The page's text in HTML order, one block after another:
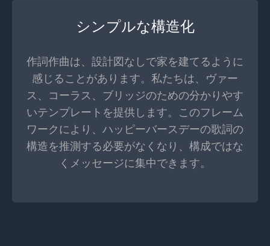
シンプルな構造化
作詞作曲は、設計図なしで家を建てるように
感じることがあります。私たちは、ヴァー
ス、コーラス、ブリッジのための分かりやす
いテンプレートを提供します。このフレーム
ワークにより、ハッピーバースデーの歌詞の
構造を推測する必要がなくなり、構成ではな
くメッセージに集中できます。